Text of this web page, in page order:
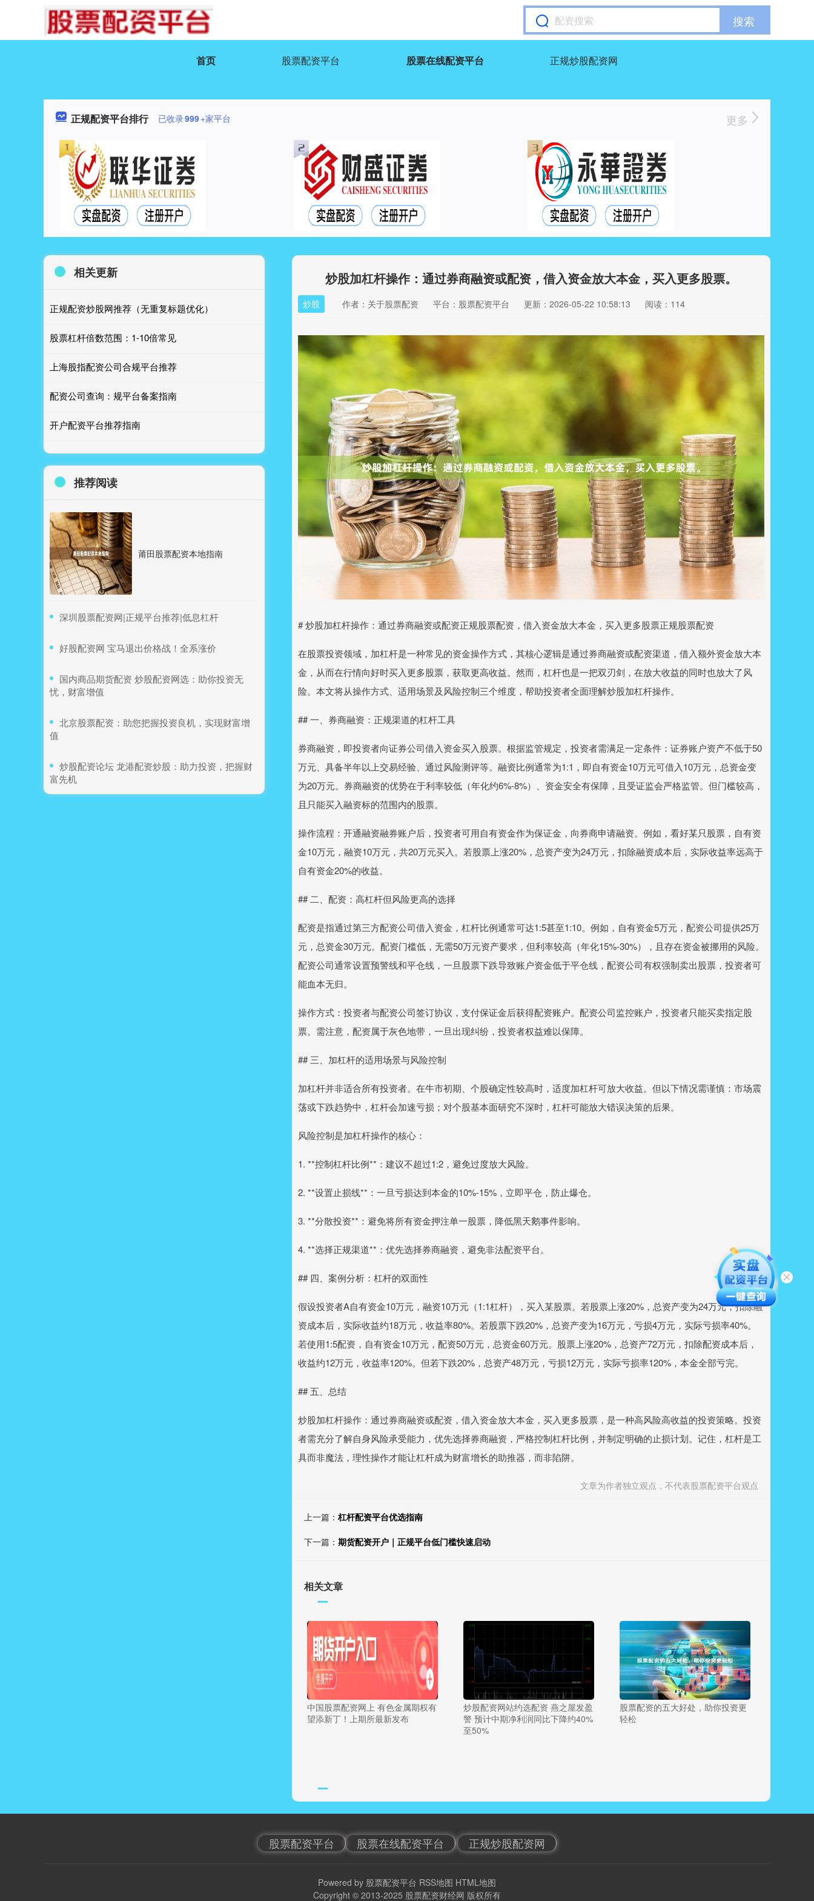
搜索
首页 股票配资平台 股票在线配资平台 正规炒股配资网
正规配资平台排行 已收录999+家平台 更多
炒股加杠杆操作：通过券商融资或配资，借入资金放大本金，买入更多股票。
炒股 作者：关于股票配资 平台：股票配资平台 更新：2026-05-22 10:58:13 阅读：114
# 炒股加杠杆操作：通过券商融资或配资正规股票配资，借入资金放大本金，买入更多股票正规股票配资
在股票投资领域，加杠杆是一种常见的资金操作方式，其核心逻辑是通过券商融资或配资渠道，借入额外资金放大本
金，从而在行情向好时买入更多股票，获取更高收益。然而，杠杆也是一把双刃剑，在放大收益的同时也放大了风
险。本文将从操作方式、适用场景及风险控制三个维度，帮助投资者全面理解炒股加杠杆操作。
## 一、券商融资：正规渠道的杠杆工具
券商融资，即投资者向证券公司借入资金买入股票。根据监管规定，投资者需满足一定条件：证券账户资产不低于50
万元、具备半年以上交易经验、通过风险测评等。融资比例通常为1:1，即自有资金10万元可借入10万元，总资金变
为20万元。券商融资的优势在于利率较低（年化约6%-8%）、资金安全有保障，且受证监会严格监管。但门槛较高，
且只能买入融资标的范围内的股票。
操作流程：开通融资融券账户后，投资者可用自有资金作为保证金，向券商申请融资。例如，看好某只股票，自有资
金10万元，融资10万元，共20万元买入。若股票上涨20%，总资产变为24万元，扣除融资成本后，实际收益率远高于
自有资金20%的收益。
## 二、配资：高杠杆但风险更高的选择
配资是指通过第三方配资公司借入资金，杠杆比例通常可达1:5甚至1:10。例如，自有资金5万元，配资公司提供25万
元，总资金30万元。配资门槛低，无需50万元资产要求，但利率较高（年化15%-30%），且存在资金被挪用的风险。
配资公司通常设置预警线和平仓线，一旦股票下跌导致账户资金低于平仓线，配资公司有权强制卖出股票，投资者可
能血本无归。
操作方式：投资者与配资公司签订协议，支付保证金后获得配资账户。配资公司监控账户，投资者只能买卖指定股
票。需注意，配资属于灰色地带，一旦出现纠纷，投资者权益难以保障。
## 三、加杠杆的适用场景与风险控制
加杠杆并非适合所有投资者。在牛市初期、个股确定性较高时，适度加杠杆可放大收益。但以下情况需谨慎：市场震
荡或下跌趋势中，杠杆会加速亏损；对个股基本面研究不深时，杠杆可能放大错误决策的后果。
风险控制是加杠杆操作的核心：
1. **控制杠杆比例**：建议不超过1:2，避免过度放大风险。
2. **设置止损线**：一旦亏损达到本金的10%-15%，立即平仓，防止爆仓。
3. **分散投资**：避免将所有资金押注单一股票，降低黑天鹅事件影响。
4. **选择正规渠道**：优先选择券商融资，避免非法配资平台。
## 四、案例分析：杠杆的双面性
假设投资者A自有资金10万元，融资10万元（1:1杠杆），买入某股票。若股票上涨20%，总资产变为24万元，扣除融
资成本后，实际收益约18万元，收益率80%。若股票下跌20%，总资产变为16万元，亏损4万元，实际亏损率40%。
若使用1:5配资，自有资金10万元，配资50万元，总资金60万元。股票上涨20%，总资产72万元，扣除配资成本后，
收益约12万元，收益率120%。但若下跌20%，总资产48万元，亏损12万元，实际亏损率120%，本金全部亏完。
## 五、总结
炒股加杠杆操作：通过券商融资或配资，借入资金放大本金，买入更多股票，是一种高风险高收益的投资策略。投资
者需充分了解自身风险承受能力，优先选择券商融资，严格控制杠杆比例，并制定明确的止损计划。记住，杠杆是工
具而非魔法，理性操作才能让杠杆成为财富增长的助推器，而非陷阱。
文章为作者独立观点，不代表股票配资平台观点
上一篇： 杠杆配资平台优选指南
下一篇： 期货配资开户｜正规平台低门槛快速启动
相关文章
中国股票配资网上 有色金属期权有
望添新丁！上期所最新发布
炒股配资网站约选配资 燕之屋发盈
警 预计中期净利润同比下降约40%
至50%
股票配资的五大好处，助你投资更
轻松
相关更新
正规配资炒股网推荐（无重复标题优化）
股票杠杆倍数范围：1-10倍常见
上海股指配资公司合规平台推荐
配资公司查询：规平台备案指南
开户配资平台推荐指南
推荐阅读
莆田股票配资本地指南
​深圳股票配资网|正规平台推荐|低息杠杆
​好股配资网 宝马退出价格战！全系涨价
​国内商品期货配资 炒股配资网选：助你投资无
忧，财富增值
​北京股票配资：助您把握投资良机，实现财富增
值
​炒股配资论坛 龙港配资炒股：助力投资，把握财
富先机
股票配资平台 股票在线配资平台 正规炒股配资网
Powered by 股票配资平台 RSS地图 HTML地图
Copyright © 2013-2025 股票配资财经网 版权所有